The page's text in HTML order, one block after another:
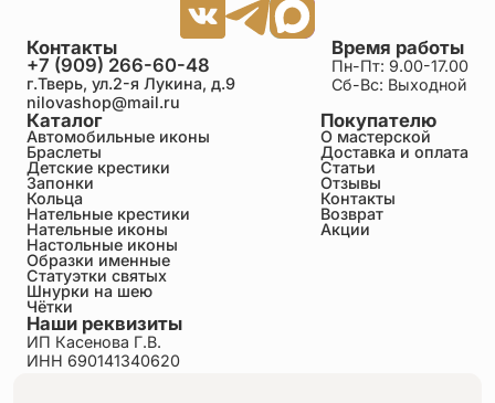
Каталог
Автомобильные иконы
Браслеты
Детские крестики
Запонки
Кольца
Нательные крестики
Нательные иконы
Настольные иконы
Образки именные
Статуэтки святых
Шнурки на шею
Чётки
Покупателю
О мастерской
Доставка и оплата
Статьи
Отзывы
Контакты
Возврат
Акции
Время работы
Пн-Пт: 9.00-17.00
Сб-Вс: Выходной
Контакты
+7 (909) 266-60-48
г.Тверь, ул.2-я Лукина, д.9
nilovashop@mail.ru
Наши реквизиты
ИП Касенова Г.В.
ИНН 690141340620